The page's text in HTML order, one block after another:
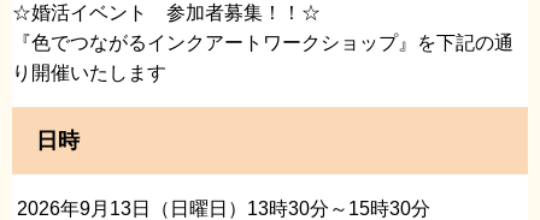
☆婚活イベント 参加者募集！！☆
『色でつながるインクアートワークショップ』を下記の通
り開催いたします
日時
2026年9月13日（日曜日）13時30分～15時30分